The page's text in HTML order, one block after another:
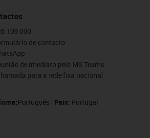
109 000
de contacto
de imediato pelo MS Teams
para a rede fixa nacional
Português País: Portugal